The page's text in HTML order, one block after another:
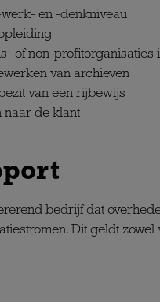
werk- en -denkniveau
of non-profitorganisaties
van archieven
van een rijbewijs
naar de klant
bedrijf dat
Dit geldt